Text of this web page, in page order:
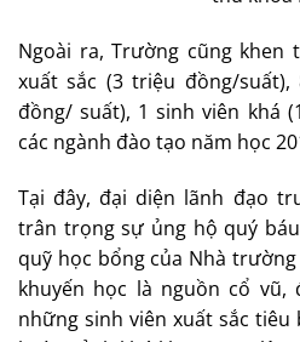
Ngoài ra, Trường cũng khen
xuất sắc (3 triệu đồng/
đồng/ suất), 1 sinh viên khá
các ngành đào tạo năm học
Tại đây, đại diện lãnh đạo
trân trọng sự ủng hộ quý
quỹ học bổng của Nhà
khuyến học là nguồn cổ vũ,
những sinh viên xuất sắc